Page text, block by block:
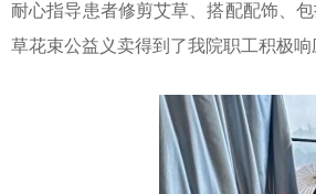
耐心指导患者修剪艾草、搭配配饰、
草花束公益义卖得到了我院职工积极